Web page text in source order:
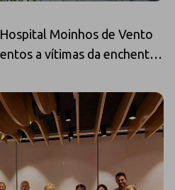
Moinhos de Vento
a vítimas da enchente